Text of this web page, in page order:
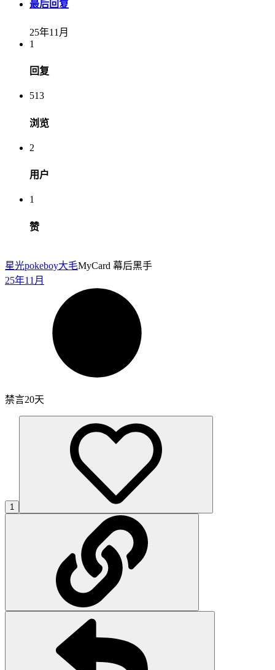
最后回复
25年11月
1
回复
513
浏览
2
用户
1
赞
星光pokeboy大毛MyCard 幕后黑手
25年11月
禁言20天
1